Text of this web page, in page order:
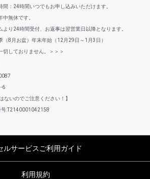
間：24時間いつでもお申し込みいただけます。
中無休です。
より24時間受付、お返事は翌営業日以降となります。
（8月お盆）年末年始（12月29日～1月3日）
切しておりません。＞＞＞
6
ないのでご注意ください！】
号:T2140001042158
ルサービスご利用ガイド
利用規約